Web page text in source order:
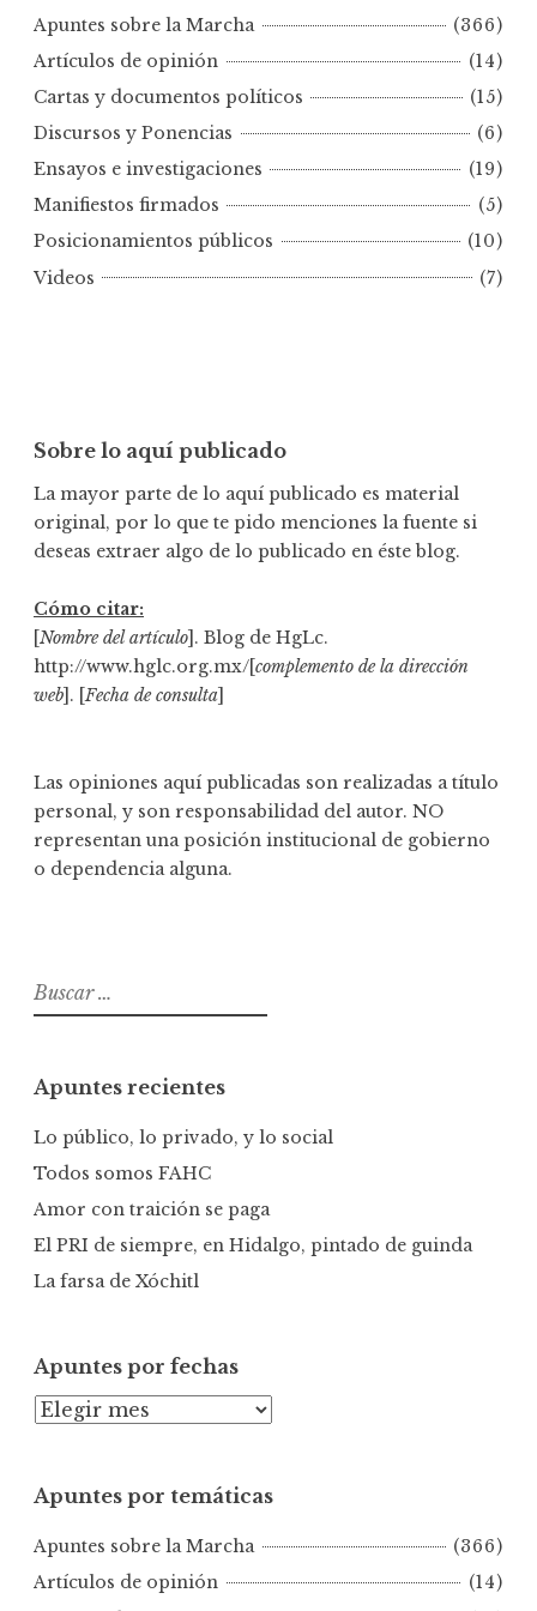
e
s
p
f
e
c
a
Apuntes sobre la Marcha
(366)
Artículos de opinión
(14)
Cartas y documentos políticos
(15)
Discursos y Ponencias
(6)
Ensayos e investigaciones
(19)
Manifiestos firmados
(5)
Posicionamientos públicos
(10)
Videos
(7)
Sobre lo aquí publicado
La mayor parte de lo aquí publicado es material
original, por lo que te pido menciones la fuente si
deseas extraer algo de lo publicado en éste blog.
Cómo citar:
[Nombre del artículo]. Blog de HgLc.
http://www.hglc.org.mx/[complemento de la dirección
web]. [Fecha de consulta]
Las opiniones aquí publicadas son realizadas a título
personal, y son responsabilidad del autor. NO
representan una posición institucional de gobierno
o dependencia alguna.
B
u
a
r
Apuntes recientes
Lo público, lo privado, y lo social
Todos somos FAHC
Amor con traición se paga
El PRI de siempre, en Hidalgo, pintado de guinda
La farsa de Xóchitl
Apuntes por fechas
A
n
e
s
Apuntes por temáticas
Apuntes sobre la Marcha
(366)
Artículos de opinión
(14)